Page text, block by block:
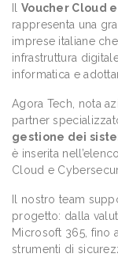
Voucher Cloud
rappresenta una
imprese italiane
infrastruttura
informatica e
Agora Tech, nota
partner
gestione dei
è inserita
Cloud e
Il nostro team
progetto: dalla
Microsoft 365, fino
strumenti di